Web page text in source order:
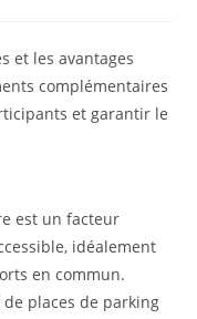
et les avantages
complémentaires
et garantir le
est un facteur
idéalement
en commun.
places de parking